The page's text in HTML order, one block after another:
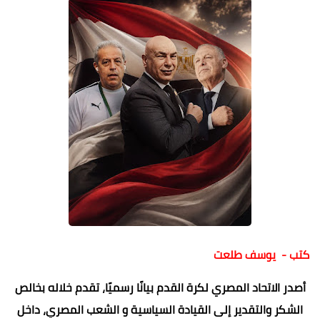
كتب - يوسف طلعت
أصدر الاتحاد المصري لكرة القدم بيانًا رسميًا، تقدم خلاله بخالص
الشكر والتقدير إلى القيادة السياسية و الشعب المصري، داخل